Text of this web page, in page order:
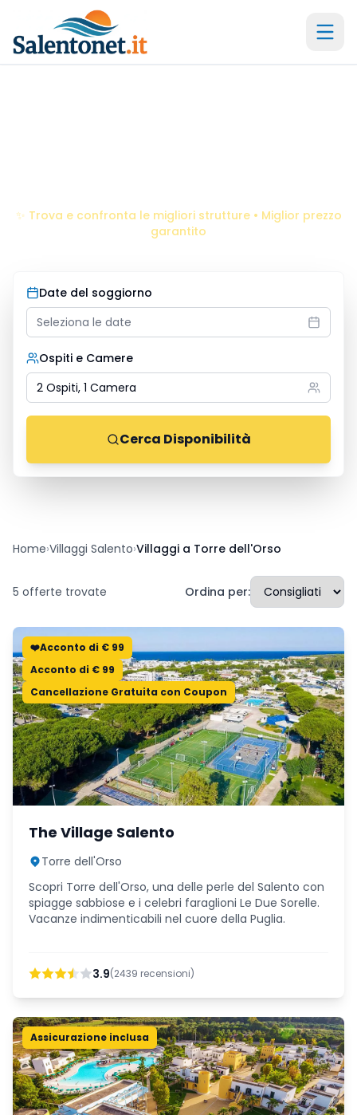
✨ Trova e confronta le migliori strutture • Miglior prezzo
garantito
Date del soggiorno
Seleziona le date
Ospiti e Camere
2 Ospiti, 1 Camera
Cerca Disponibilità
Home›Villaggi Salento›Villaggi a Torre dell'Orso
5 offerte trovate Ordina per:
❤️Acconto di € 99
Acconto di € 99
Cancellazione Gratuita con Coupon
The Village Salento
Torre dell'Orso
Scopri Torre dell'Orso, una delle perle del Salento con
spiagge sabbiose e i celebri faraglioni Le Due Sorelle.
Vacanze indimenticabili nel cuore della Puglia.
3.9(2439 recensioni)
Assicurazione inclusa